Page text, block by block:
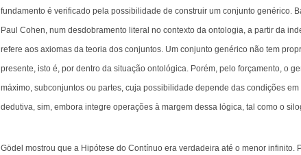
fundamento é verificado pela possibilidade de construir um conjunto genérico.
Paul Cohen, num desdobramento literal no contexto da ontologia, a partir da
refere aos axiomas da teoria dos conjuntos. Um conjunto genérico não tem
presente, isto é, por dentro da situação ontológica. Porém, pelo forçamento, o
máximo, subconjuntos ou partes, cuja possibilidade depende das condições
dedutiva, sim, embora integre operações à margem dessa lógica, tal como o
Gödel mostrou que a Hipótese do Contínuo era verdadeira até o menor